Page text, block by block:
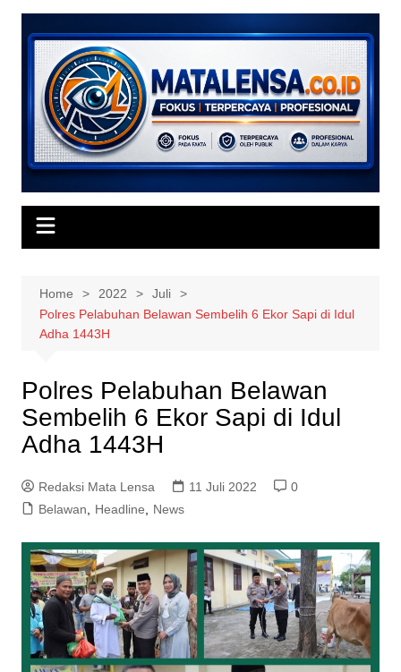
Skip
content
Home 2022
Juli
Polres Pelabuhan Belawan Sembelih 6 Ekor Sapi di Idul
Adha 1443H
Polres Pelabuhan Belawan
Sembelih 6 Ekor Sapi di Idul
Adha 1443H
Redaksi Mata Lensa 11 Juli 2022
0
Belawan
Headline News